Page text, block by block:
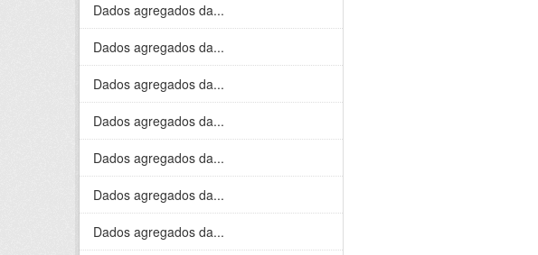
Dados agregados da...
Dados agregados da...
Dados agregados da...
Dados agregados da...
Dados agregados da...
Dados agregados da...
Dados agregados da...